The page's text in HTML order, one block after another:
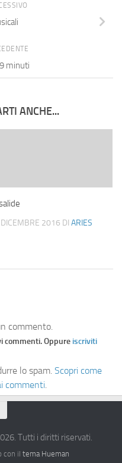
minuti
ANCHE...
2016 DI ARIES
commento.
commenti. Oppure iscriviti
lo spam. Scopri come
commenti
Tutti i diritti riservati.
con il tema Hueman